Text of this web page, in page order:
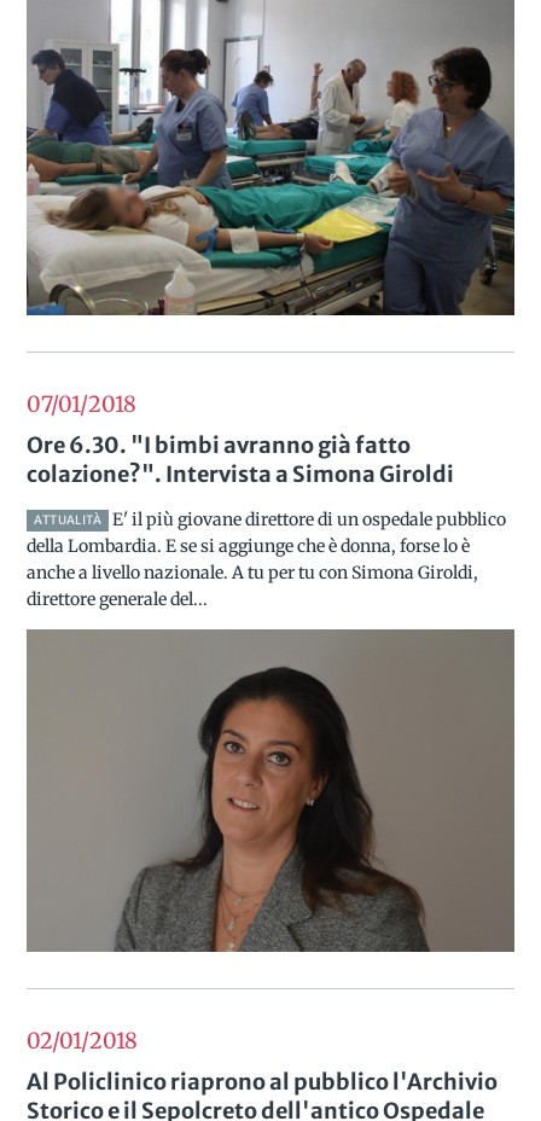
07/012018
Ore 6.30. "I bimbi avranno già fatto
colazione?". Intervista a Simona Giroldi
ATTUALITÀ
E' il più giovane direttore di un ospedale pubblico
della Lombardia. E se si aggiunge che è donna, forse lo è
anche a livello nazionale. A tu per tu con Simona Giroldi,
direttore generale del...
02/012018
Al Policlinico riaprono al pubblico l'Archivio
Storico e il Sepolcreto dell'antico Ospedale